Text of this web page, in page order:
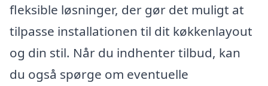
fleksible løsninger, der gør det muligt at
tilpasse installationen til dit køkkenlayout
og din stil. Når du indhenter tilbud, kan
du også spørge om eventuelle